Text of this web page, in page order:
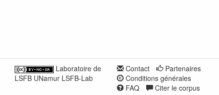
Laboratoire de
LSFB UNamur LSFB-Lab
Contact
Partenaires
Conditions générales
FAQ
Citer le corpus